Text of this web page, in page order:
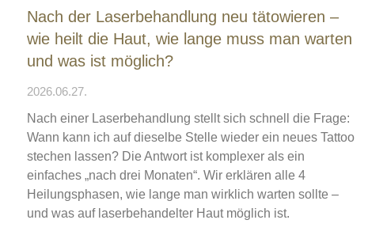
Nach der Laserbehandlung neu tätowieren –
wie heilt die Haut, wie lange muss man warten
und was ist möglich?
2026.06.27.
Nach einer Laserbehandlung stellt sich schnell die Frage:
Wann kann ich auf dieselbe Stelle wieder ein neues Tattoo
stechen lassen? Die Antwort ist komplexer als ein
einfaches „nach drei Monaten“. Wir erklären alle 4
Heilungsphasen, wie lange man wirklich warten sollte –
und was auf laserbehandelter Haut möglich ist.